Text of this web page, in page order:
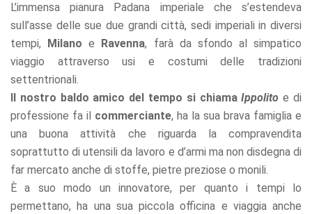
L’immensa pianura Padana imperiale che s’estendeva
sull’asse delle sue due grandi città, sedi imperiali in diversi
tempi, Milano e Ravenna, farà da sfondo al simpatico
viaggio attraverso usi e costumi delle tradizioni
settentrionali.
Il nostro baldo amico del tempo si chiamaIppolito e di
professione fa il commerciante, ha la sua brava famiglia e
una buona attività che riguarda la compravendita
soprattutto di utensili da lavoro e d’armi ma non disdegna di
far mercato anche di stoffe, pietre preziose o monili.
È a suo modo un innovatore, per quanto i tempi lo
permettano, ha una sua piccola officina e viaggia anche